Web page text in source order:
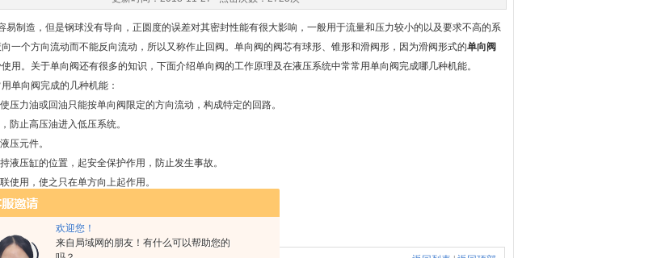
欢迎您！
来自局域网的朋友！有什么可以帮助您的
易制造，但是钢球没有导向，正圆度的误差对其密封性能有很大影响，一般用于流量和压力较小的以及要求不高的系
一个方向流动而不能反向流动，所以又称作止回阀。单向阀的阀芯有球形、锥形和滑阀形，因为滑阀形式的单向阀
用。关于单向阀还有很多的知识，下面介绍单向阀的工作原理及在液压系统中常常用单向阀完成哪几种机能。
向阀完成的几种机能：
力油或回油只能按单向阀限定的方向流动，构成特定的回路。
止高压油进入低压系统。
元件。
压缸的位置，起安全保护作用，防止发生事故。
用，使之只在单方向上起作用。
用，提高液动机运动的平稳性。
用，保持低压回路的压力。